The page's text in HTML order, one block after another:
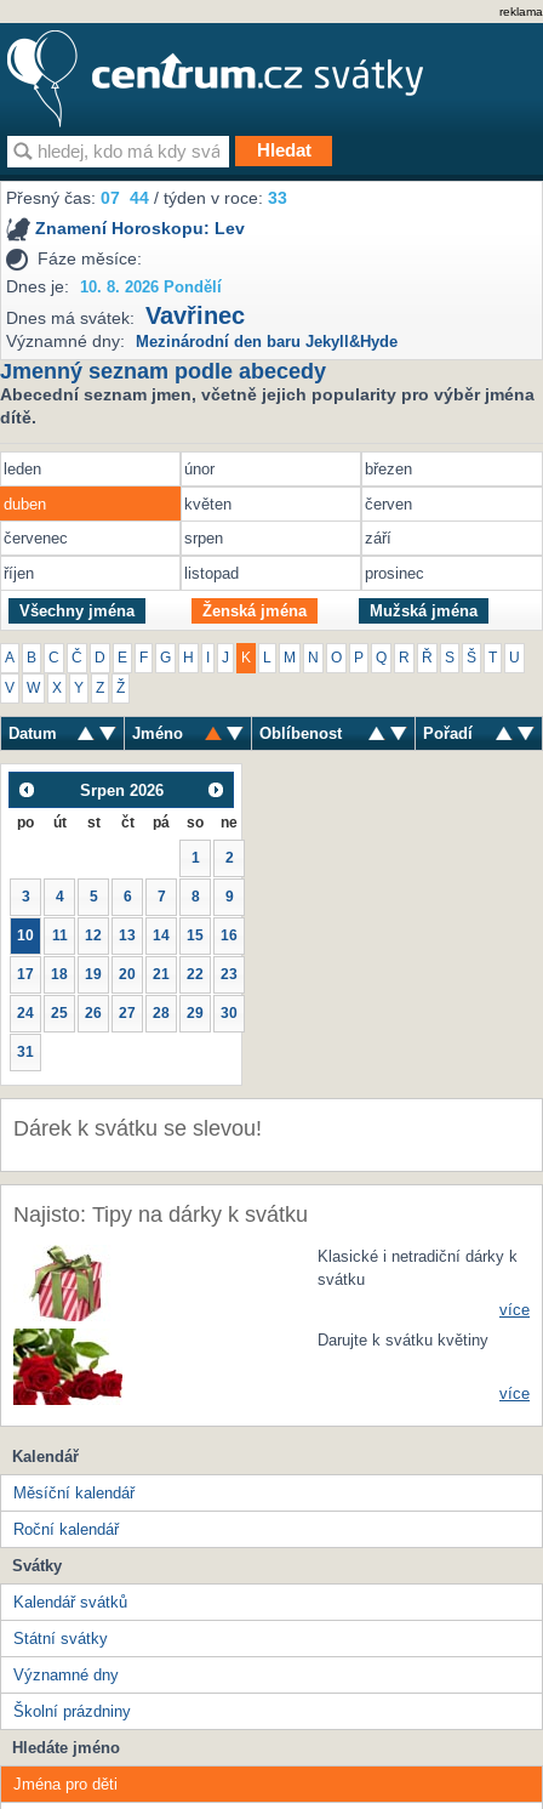
reklama
Přesný čas:07 44 / týden v roce:33
Znamení Horoskopu: Lev
Fáze měsíce:
Dnes je:
10. 8. 2026 Pondělí
Dnes má svátek: Vavřinec
Významné dny: Mezinárodní den baru Jekyll&Hyde
Jmenný seznam podle abecedy
Abecední seznam jmen, včetně jejich popularity pro výběr jména
dítě.
leden únor
březen
duben
květen
červen
červenec
srpen
září
říjen
listopad prosinec
Všechny jména Ženská jména Mužská jména
A B C Č D E F G H J K M N O P Q R Ř S Š U
V W X Y Z Ž
Datum Jméno Oblíbenost Pořadí
Srpen 2026
po út st čt pá so ne
1 2
3 4 5 6 7 8 9
10 11 12 13 14 15 16
17 18 19 20 21 22 23
24 25 26 27 28 29 30
31
Dárek k svátku se slevou!
Najisto: Tipy na dárky k svátku
Klasické i netradiční dárky k
svátku
více
Darujte k svátku květiny
více
Kalendář
Měsíční kalendář
Roční kalendář
Svátky
Kalendář svátků
Státní svátky
Významné dny
Školní prázdniny
Hledáte jméno
Jména pro děti